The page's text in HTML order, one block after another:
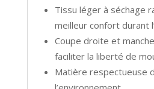
Tissu léger à séchage
meilleur confort durant
Coupe droite et
faciliter la liberté de
Matière respectueuse